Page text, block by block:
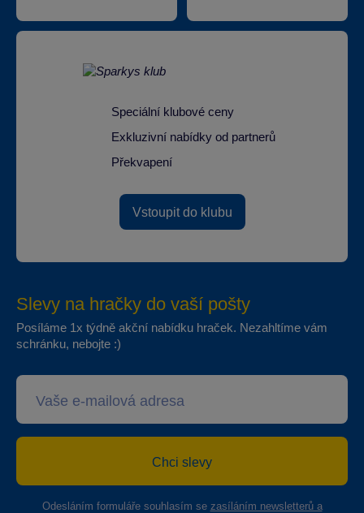
Speciální klubové ceny
Exkluzivní nabídky od partnerů
Překvapení
Vstoupit do klubu
Slevy na hračky do vaší pošty
Posíláme 1x týdně akční nabídku hraček. Nezahltíme vám
schránku, nebojte :)
Chci slevy
Odesláním formuláře souhlasím se zasíláním newsletterů a